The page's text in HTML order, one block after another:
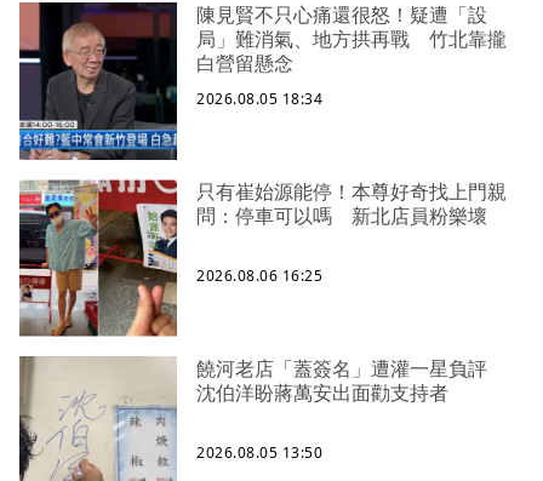
陳見賢不只心痛還很怒！疑遭「設
局」難消氣、地方拱再戰 竹北靠攏
白營留懸念
2026.08.05 18:34
只有崔始源能停！本尊好奇找上門親
問：停車可以嗎 新北店員粉樂壞
2026.08.06 16:25
饒河老店「蓋簽名」遭灌一星負評
沈伯洋盼蔣萬安出面勸支持者
2026.08.05 13:50